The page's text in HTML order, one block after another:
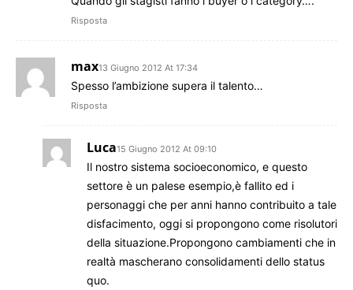
Risposta
max13 Giugno 2012 At 17:34
Spesso l’ambizione supera il talento…
Risposta
Luca15 Giugno 2012 At 09:10
Il nostro sistema socioeconomico, e questo
settore è un palese esempio,è fallito ed i
personaggi che per anni hanno contribuito a tale
disfacimento, oggi si propongono come risolutori
della situazione.Propongono cambiamenti che in
realtà mascherano consolidamenti dello status
quo.